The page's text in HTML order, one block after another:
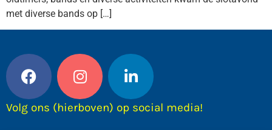
met diverse bands op […]
Volg ons (hierboven) op social media!